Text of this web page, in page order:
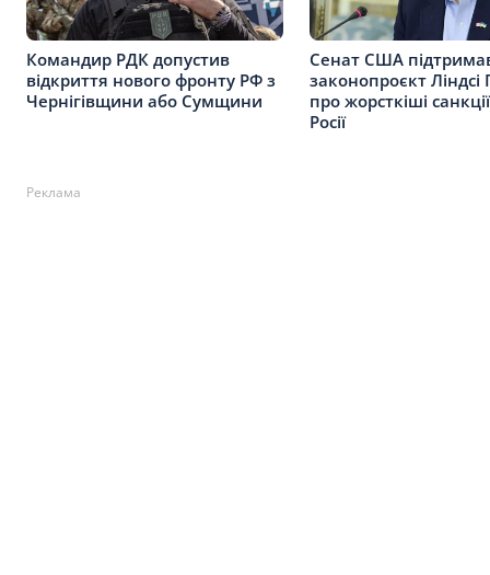
Командир РДК допустив
відкриття нового фронту РФ з
Чернігівщини або Сумщини
Сенат США
законопроєкт Ліндсі
про жорсткіші
Росії
Реклама